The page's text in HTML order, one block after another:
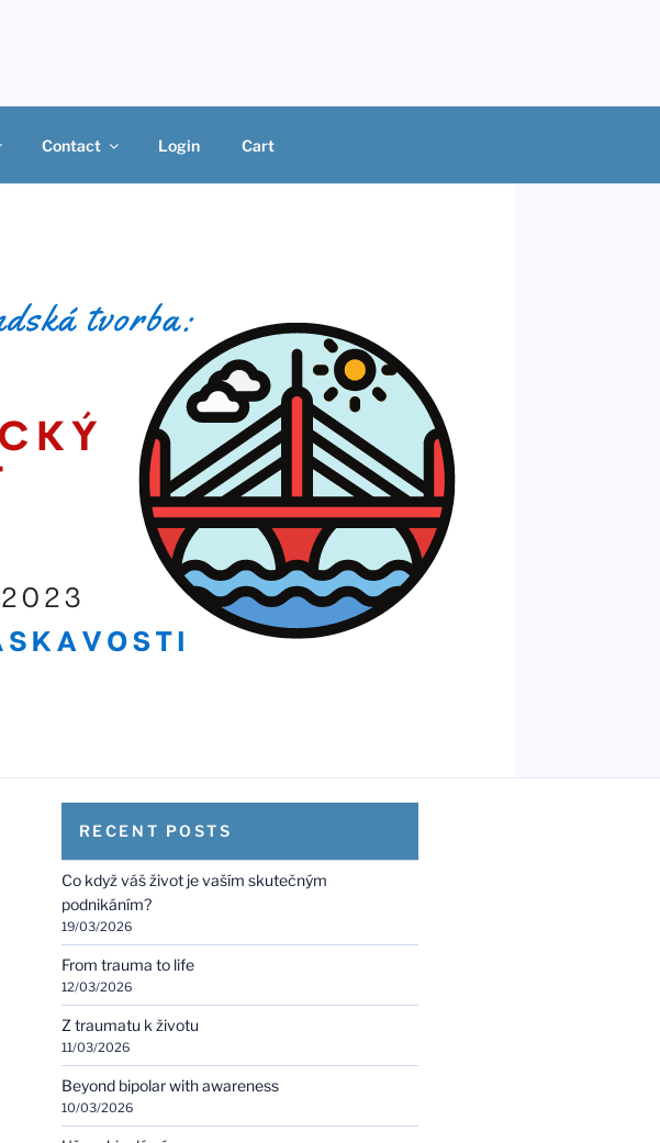
Contact Login Cart
RECENT POSTS
Co když váš život je vaším skutečným
podnikáním?
19/03/2026
From trauma to life
12/03/2026
Z traumatu k životu
11/03/2026
Beyond bipolar with awareness
10/03/2026